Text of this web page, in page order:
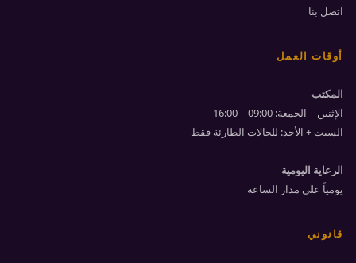
اتصل بنا
أوقات العمل
المكتب
الإثنين – الجمعة: 09:00 – 16:00
السبت + الأحد: للحالات الطارئة فقط
الرعاية اليومية
يومياً على مدار الساعة
قانوني